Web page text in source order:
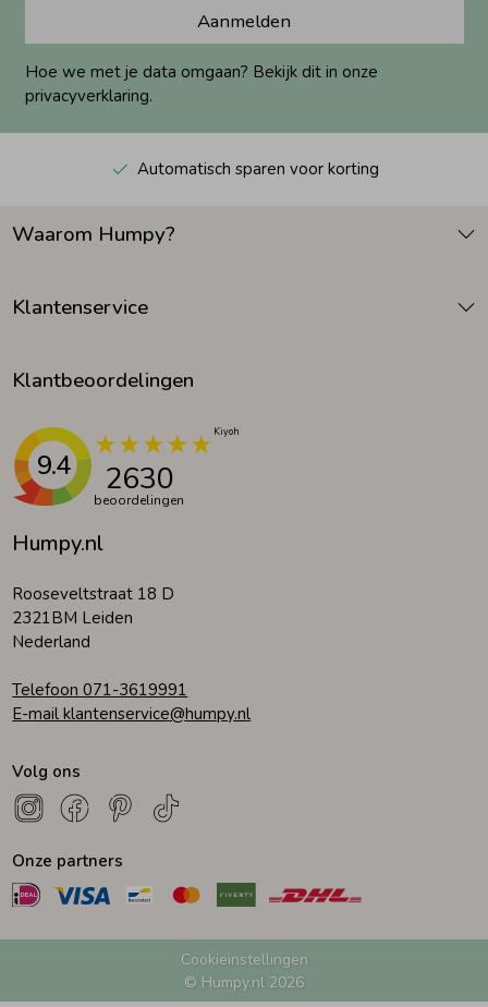
Aanmelden
Hoe we met je data omgaan? Bekijk dit in onze
privacyverklaring.
Automatisch sparen voor korting
Humpy.nl
Rooseveltstraat 18 D
2321BM Leiden
Nederland
Telefoon 071-3619991
E-mail klantenservice@humpy.nl
Waarom Humpy?
Klantenservice
Klantbeoordelingen
9.4 2630
beoordelingen
Volg ons
Onze partners
Cookieinstellingen
© Humpy.nl 2026